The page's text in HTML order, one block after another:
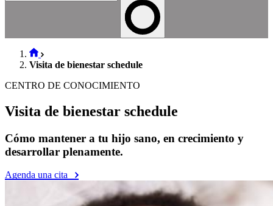
Visita de bienestar schedule
CENTRO DE CONOCIMIENTO
Visita de bienestar schedule
Cómo mantener a tu hijo sano, en crecimiento y
desarrollar plenamente.
Agenda una cita